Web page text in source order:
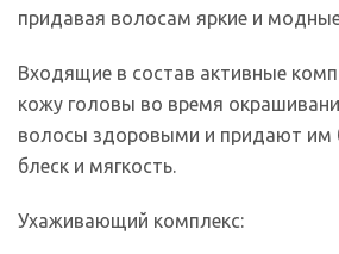
придавая волосам яркие и модные
Входящие в состав активные
кожу головы во время
волосы здоровыми и придают им
блеск и мягкость.
Ухаживающий комплекс: